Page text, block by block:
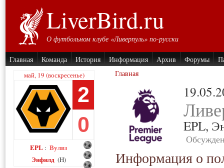
LiverBird.ru
О футбольном клубе «Ливерпуль» по-русски
Главная Команда История Информация Архив Форумы
май, 19 (воскресенье)
2
0
EPL : Вулвз
Энфилд (H)
Главная
EPL,
Информация о